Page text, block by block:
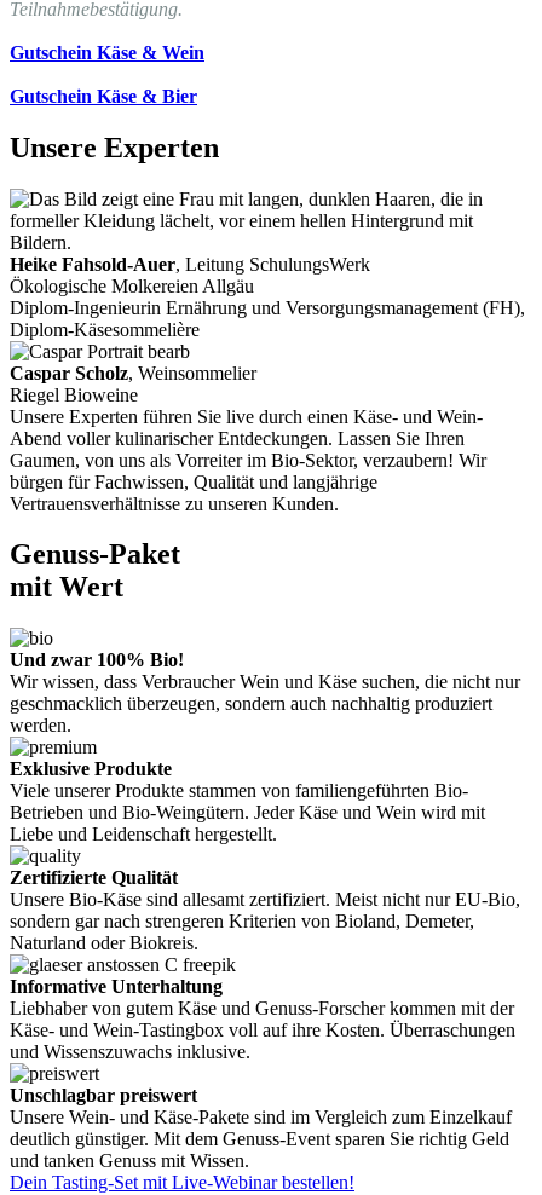
Teilnahmebestätigung.
Gutschein Käse & Wein
Gutschein Käse & Bier
Unsere Experten
Heike Fahsold-Auer, Leitung SchulungsWerk
Ökologische Molkereien Allgäu
Diplom-Ingenieurin Ernährung und Versorgungsmanagement (FH),
Diplom-Käsesommelière
Caspar Scholz, Weinsommelier
Riegel Bioweine
Unsere Experten führen Sie live durch einen Käse- und Wein-
Abend voller kulinarischer Entdeckungen. Lassen Sie Ihren
Gaumen, von uns als Vorreiter im Bio-Sektor, verzaubern! Wir
bürgen für Fachwissen, Qualität und langjährige
Vertrauensverhältnisse zu unseren Kunden.
Genuss-Paket
mit Wert
Und zwar 100% Bio!
Wir wissen, dass Verbraucher Wein und Käse suchen, die nicht nur
geschmacklich überzeugen, sondern auch nachhaltig produziert
werden.
Exklusive Produkte
Viele unserer Produkte stammen von familiengeführten Bio-
Betrieben und Bio-Weingütern. Jeder Käse und Wein wird mit
Liebe und Leidenschaft hergestellt.
Zertifizierte Qualität
Unsere Bio-Käse sind allesamt zertifiziert. Meist nicht nur EU-Bio,
sondern gar nach strengeren Kriterien von Bioland, Demeter,
Naturland oder Biokreis.
Informative Unterhaltung
Liebhaber von gutem Käse und Genuss-Forscher kommen mit der
Käse- und Wein-Tastingbox voll auf ihre Kosten. Überraschungen
und Wissenszuwachs inklusive.
Unschlagbar preiswert
Unsere Wein- und Käse-Pakete sind im Vergleich zum Einzelkauf
deutlich günstiger. Mit dem Genuss-Event sparen Sie richtig Geld
und tanken Genuss mit Wissen.
Dein Tasting-Set mit Live-Webinar bestellen!